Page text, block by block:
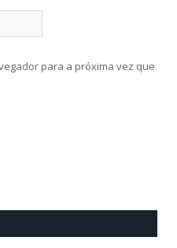
para a próxima vez que